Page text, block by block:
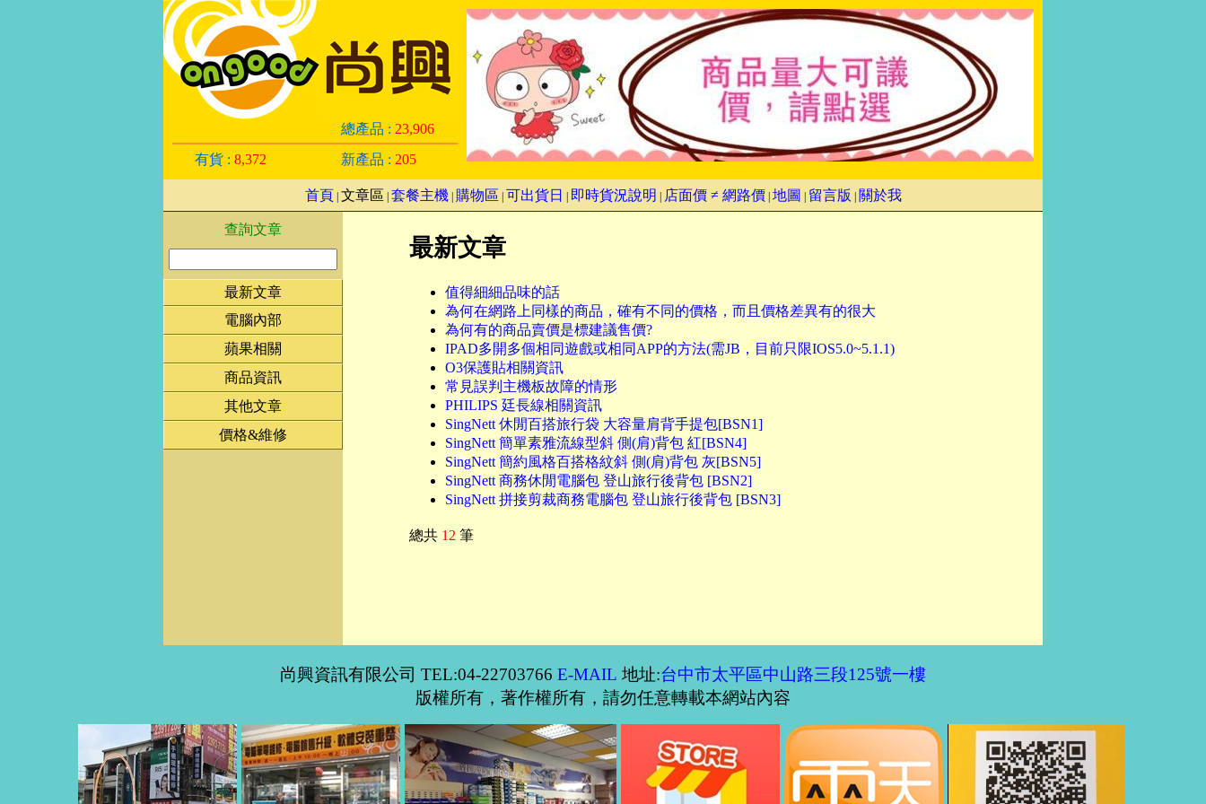
總產品 : 23,906
有貨 : 8,372 新產品 : 205
首頁 文章區 套餐主機| 購物區 可出貨日 即時貨況說明 店面價 ≠ 網路價 地圖 留言版 關於我
查詢文章
最新文章
電腦內部
蘋果相關
商品資訊
其他文章
價格&維修
最新文章
值得細細品味的話
為何在網路上同樣的商品，確有不同的價格，而且價格差異有的很大
為何有的商品賣價是標建議售價?
IPAD多開多個相同遊戲或相同APP的方法(需JB，目前只限IOS5.0~5.1.1)
O3保護貼相關資訊
常見誤判主機板故障的情形
PHILIPS 廷長線相關資訊
SingNett 休閒百搭旅行袋 大容量肩背手提包[BSN1]
SingNett 簡單素雅流線型斜 側(肩)背包 紅[BSN4]
SingNett 簡約風格百搭格紋斜 側(肩)背包 灰[BSN5]
SingNett 商務休閒電腦包 登山旅行後背包 [BSN2]
SingNett 拼接剪裁商務電腦包 登山旅行後背包 [BSN3]
總共 12 筆
尚興資訊有限公司 TEL:04-22703766 E-MAIL 地址:台中市太平區中山路三段125號一樓
版權所有，著作權所有，請勿任意轉載本網站內容